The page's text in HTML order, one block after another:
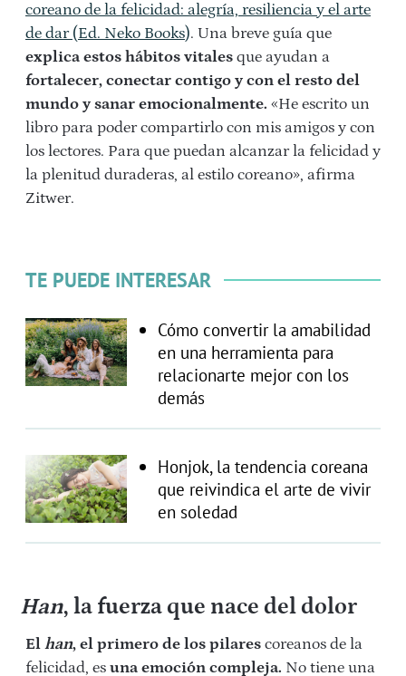
coreano de la felicidad: alegría, resiliencia y el arte
de dar (Ed. Neko Books). Una breve guía que
explica estos hábitos vitales que ayudan a
fortalecer, conectar contigo y con el resto del
mundo y sanar emocionalmente. «He escrito un
libro para poder compartirlo con mis amigos y con
los lectores. Para que puedan alcanzar la felicidad y
la plenitud duraderas, al estilo coreano», afirma
Zitwer.
TE PUEDE INTERESAR
Cómo convertir la amabilidad
en una herramienta para
relacionarte mejor con los
demás
Honjok, la tendencia coreana
que reivindica el arte de vivir
en soledad
Han, la fuerza que nace del dolor
El han, el primero de los pilares coreanos de la
felicidad, es una emoción compleja. No tiene una